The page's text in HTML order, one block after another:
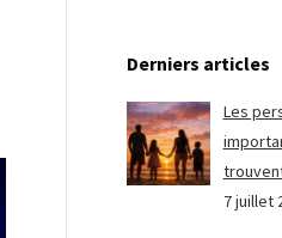
Derniers articles
Les
7 juillet